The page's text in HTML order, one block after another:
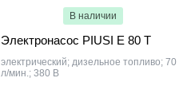
В наличии
Электронасос PIUSI Е 80 Т
электрический; дизельное топливо; 70
л/мин.; 380 В